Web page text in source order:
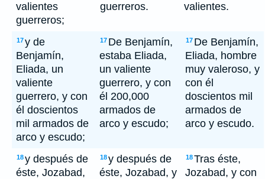
valientes
guerreros;
guerreros.
valientes.
17y de
Benjamín,
Eliada, un
valiente
guerrero, y con
él doscientos
mil armados de
arco y escudo;
17 De Benjamín,
estaba Eliada,
un valiente
guerrero, y con
él 200,000
armados de
arco y escudo;
17 De Benjamín,
Eliada, hombre
muy valeroso, y
con él
doscientos mil
armados de
arco y escudo.
18y después de
éste, Jozabad,
18y después de
éste, Jozabad, y
18Tras éste,
Jozabad, y con